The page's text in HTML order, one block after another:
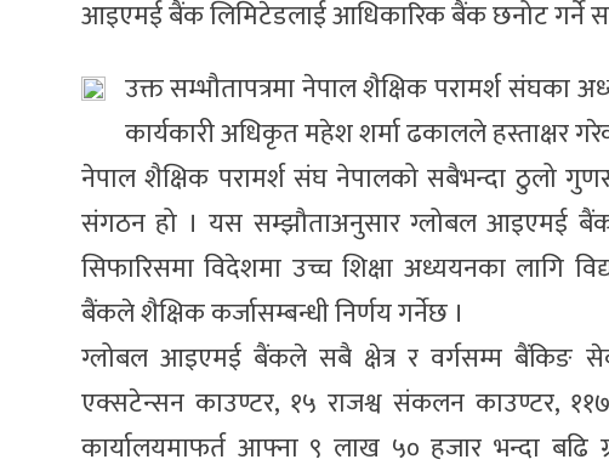
आइएमई बैंक लिमिटेडलाई आधिकारिक बैंक छनोट गर्ने
उक्त सम्भौतापत्रमा नेपाल शैक्षिक परामर्श संघका
कार्यकारी अधिकृत महेश शर्मा ढकालले हस्ताक्षर
नेपाल शैक्षिक परामर्श संघ नेपालको सबैभन्दा ठुलो
संगठन हो । यस सम्झौताअनुसार ग्लोबल आइएमई
सिफारिसमा विदेशमा उच्च शिक्षा अध्ययनका लागि
बैंकले शैक्षिक कर्जासम्बन्धी निर्णय गर्नेछ ।
ग्लोबल आइएमई बैंकले सबै क्षेत्र र वर्गसम्म बैंकिङ
एक्सटेन्सन काउण्टर, १५ राजश्व संकलन काउण्टर,
कार्यालयमाफर्त आफ्ना ९ लाख ५० हजार भन्दा